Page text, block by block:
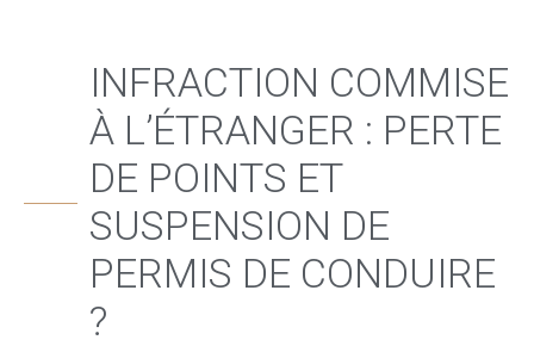
INFRACTION COMMISE
À L’ÉTRANGER : PERTE
DE POINTS ET
SUSPENSION DE
PERMIS DE CONDUIRE
?